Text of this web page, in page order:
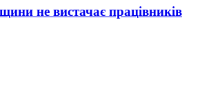
не вистачає працівників